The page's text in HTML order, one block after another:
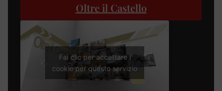
Oltre il Castello
Fai clic per accettare i
cookie per questo servizio